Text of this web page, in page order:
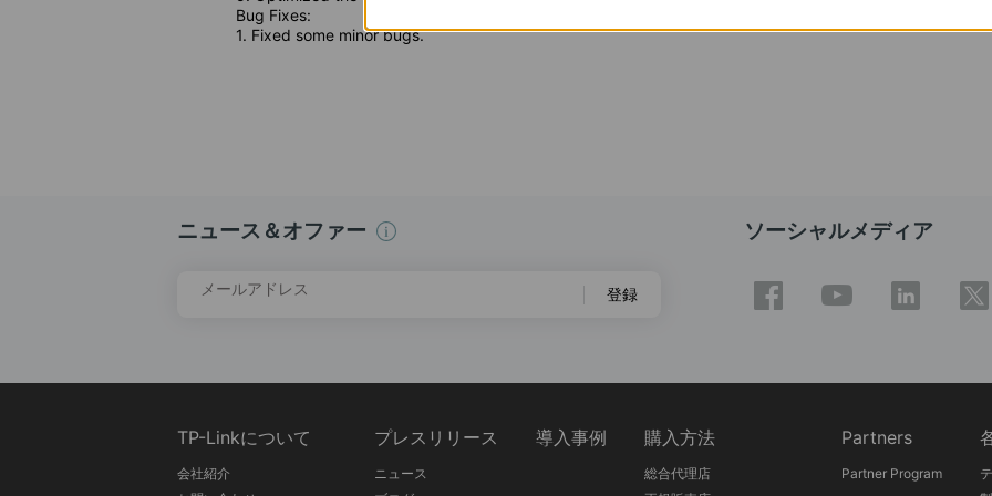
Bug Fixes:
1. Fixed some minor bugs.
ニュース＆オファー
メールアドレス 登録
ソーシャルメディア
TP-Linkについて
会社紹介
プレスリリース
ニュース
導入事例 購入方法
総合代理店
Partners
Partner Program